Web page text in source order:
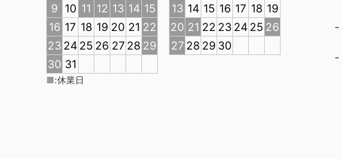
9 10 11 12 13 14 15
16 17 18 19 20 21 22
23 24 25 26 27 28 29
30 31
13 14 15 16 17 18 19
20 21 22 23 24 25 26
27 28 29 30
■:休業日